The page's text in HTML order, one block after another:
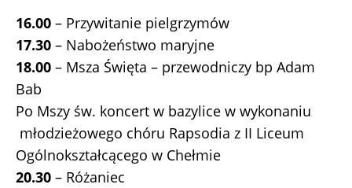
16.00 – Przywitanie pielgrzymów
17.30 – Nabożeństwo maryjne
18.00 – Msza Święta – przewodniczy bp Adam
Bab
Po Mszy św. koncert w bazylice w wykonaniu
młodzieżowego chóru Rapsodia z II Liceum
Ogólnokształcącego w Chełmie
20.30 – Różaniec